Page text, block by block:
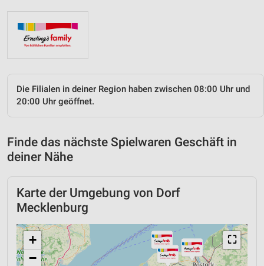
Die Filialen in deiner Region haben zwischen 08:00 Uhr und
20:00 Uhr geöffnet.
Finde das nächste Spielwaren Geschäft in
deiner Nähe
Karte der Umgebung von Dorf
Mecklenburg
⛶
+
−